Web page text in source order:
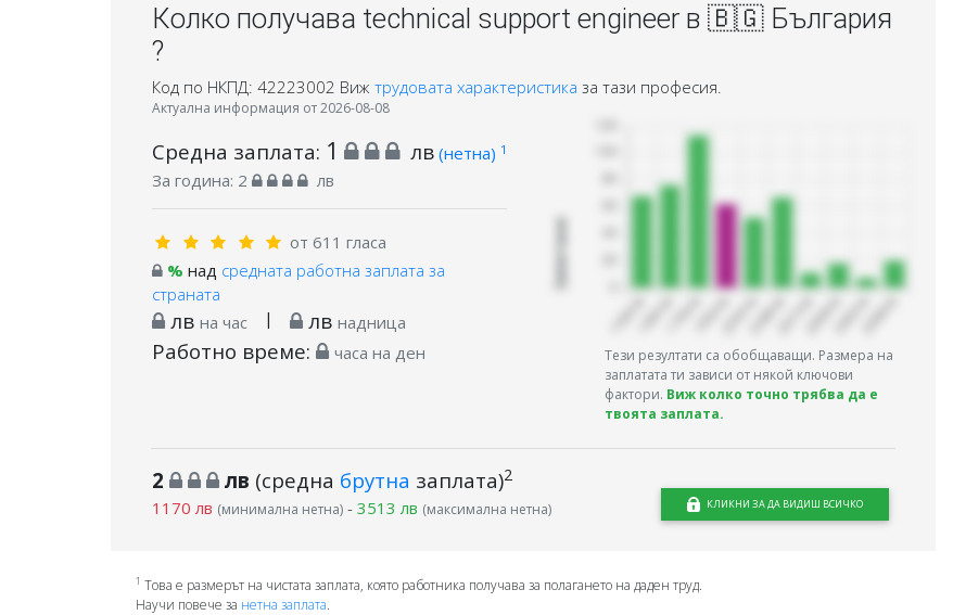
Колко получава technical support engineer в 🇧🇬 България
?
Код по НКПД: 42223002 Виж трудовата характеристика за тази професия.
Актуална информация от 2026-08-08
Средна заплата: 1 лв (нетна) 1
За година: 2 лв
от 611 гласа
% над средната работна заплата за
страната
лв на час | лв надница
Работно време: часа на ден
Тези резултати са обобщаващи. Размера на
заплатата ти зависи от някой ключови
фактори. Виж колко точно трябва да е
твоята заплата.
2 лв (средна брутна заплата)2
1170 лв (минимална нетна)- 3513 лв (максимална нетна) КЛИКНИ ЗА ДА ВИДИШ ВСИЧКО
1 Това е размерът на чистата заплата, която работника получава за полагането на даден труд.
Научи повече за нетна заплата.